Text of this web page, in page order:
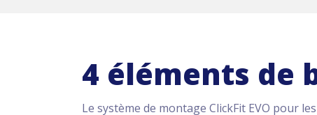
4 éléments de
Le système de montage ClickFit EVO pour